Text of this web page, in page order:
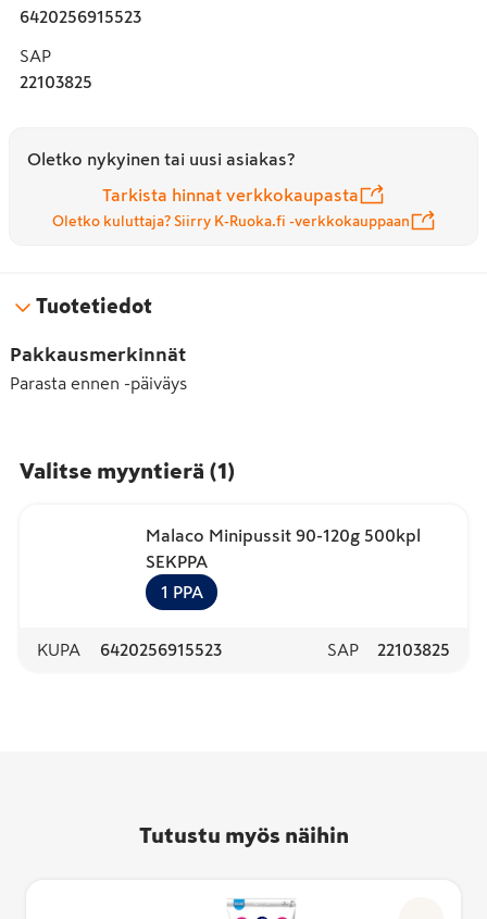
6420256915523
SAP
22103825
Oletko nykyinen tai uusi asiakas?
Tarkista hinnat verkkokaupasta
Oletko kuluttaja? Siirry K-Ruoka.fi -verkkokauppaan
Tuotetiedot
Pakkausmerkinnät
Parasta ennen -päiväys
Valitse myyntierä (1)
Malaco Minipussit 90-120g 500kpl
SEKPPA
1 PPA
KUPA 6420256915523 SAP 22103825
Tutustu myös näihin